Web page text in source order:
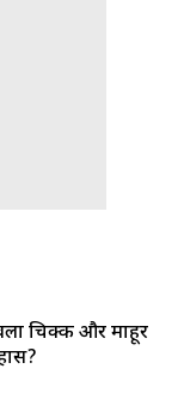
चिक्की और माहूर